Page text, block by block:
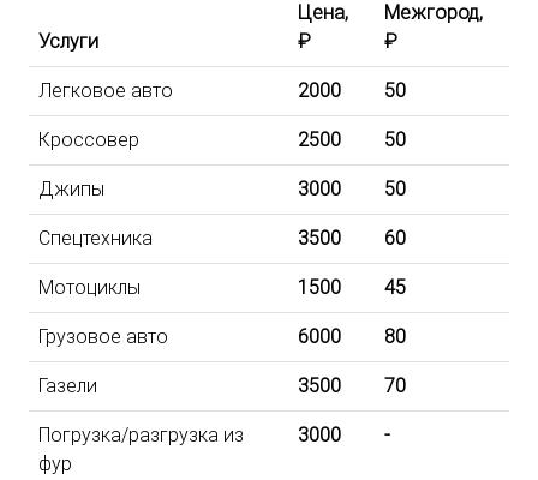
Услуги
Цена,
₽
Межгород,
₽
Легковое авто 2000 50
Кроссовер 2500 50
Джипы 3000 50
Спецтехника 3500 60
Мотоциклы 1500 45
Грузовое авто 6000 80
Газели 3500 70
Погрузка/разгрузка из
фур
3000 -